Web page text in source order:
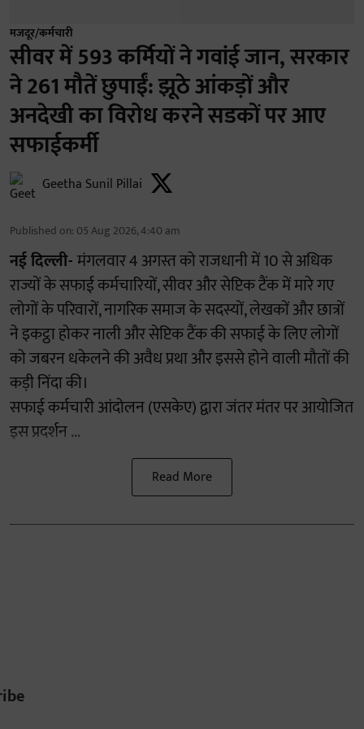
मजदूर/कर्मचारी
सीवर में 593 कर्मियों ने गवांई जान, सरकार
ने 261 मौतें छुपाईं: झूठे आंकड़ों और
अनदेखी का विरोध करने सडकों पर आए
सफाईकर्मी
Geetha Sunil Pillai
Published on: 05 Aug 2026, 4:40 am
नई दिल्ली-मंगलवार 4 अगस्त को राजधानी में 10 से अधिक
राज्यों के सफाई कर्मचारियों, सीवर और सेप्टिक टैंक में मारे गए
लोगों के परिवारों, नागरिक समाज के सदस्यों, लेखकों और छात्रों
ने इकट्ठा होकर नाली और सेप्टिक टैंक की सफाई के लिए लोगों
को जबरन धकेलने की अवैध प्रथा और इससे होने वाली मौतों की
कड़ी निंदा की।
सफाई कर्मचारी आंदोलन (एसकेए) द्वारा जंतर मंतर पर आयोजित
इस प्रदर्शन ...
Read More